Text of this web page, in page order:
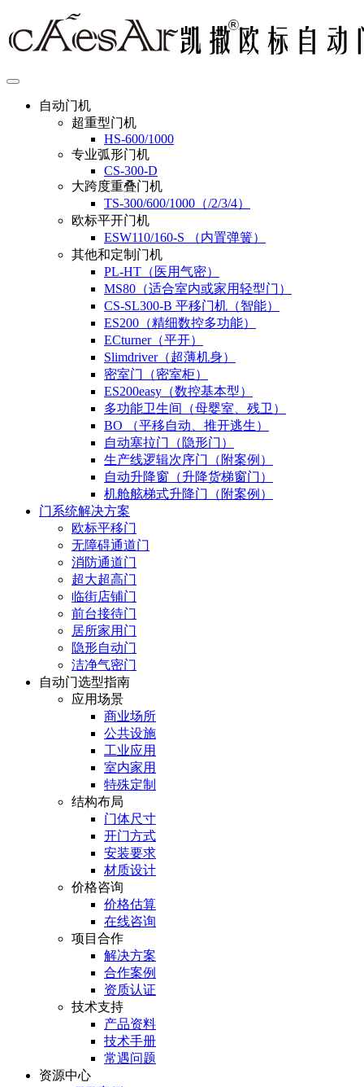
自动门机
超重型门机
HS-600/1000
专业弧形门机
CS-300-D
大跨度重叠门机
TS-300/600/1000（/2/3/4）
欧标平开门机
ESW110/160-S （内置弹簧）
其他和定制门机
PL-HT（医用气密）
MS80（适合室内或家用轻型门）
CS-SL300-B 平移门机（智能）
ES200（精细数控多功能）
ECturner（平开）
Slimdriver（超薄机身）
密室门（密室柜）
ES200easy（数控基本型）
多功能卫生间（母婴室、残卫）
BO （平移自动、推开逃生）
自动塞拉门（隐形门）
生产线逻辑次序门（附案例）
自动升降窗（升降货梯窗门）
机舱舷梯式升降门（附案例）
门系统解决方案
欧标平移门
无障碍通道门
消防通道门
超大超高门
临街店铺门
前台接待门
居所家用门
隐形自动门
洁净气密门
自动门选型指南
应用场景
商业场所
公共设施
工业应用
室内家用
特殊定制
结构布局
门体尺寸
开门方式
安装要求
材质设计
价格咨询
价格估算
在线咨询
项目合作
解决方案
合作案例
资质认证
技术支持
产品资料
技术手册
常遇问题
资源中心